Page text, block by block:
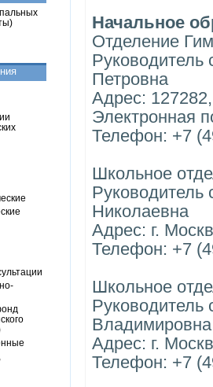
Начальное
Отделение
Руководитель
Петровна
Адрес:
Электронная
Телефон: +7
Школьное
Руководитель
Николаевна
Адрес: г.
Телефон: +7
Школьное
Руководитель
Владимировна
Адрес: г.
Телефон: +7